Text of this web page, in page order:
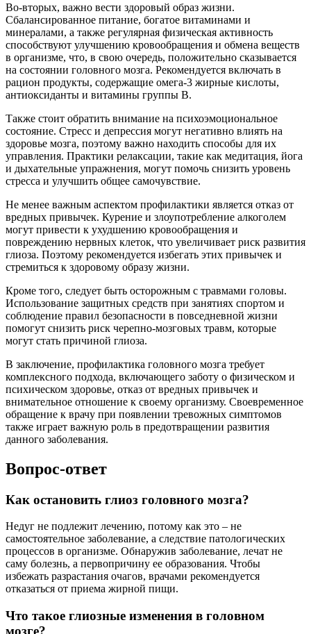
Во-вторых, важно вести здоровый образ жизни.
Сбалансированное питание, богатое витаминами и
минералами, а также регулярная физическая активность
способствуют улучшению кровообращения и обмена веществ
в организме, что, в свою очередь, положительно сказывается
на состоянии головного мозга. Рекомендуется включать в
рацион продукты, содержащие омега-3 жирные кислоты,
антиоксиданты и витамины группы B.
Также стоит обратить внимание на психоэмоциональное
состояние. Стресс и депрессия могут негативно влиять на
здоровье мозга, поэтому важно находить способы для их
управления. Практики релаксации, такие как медитация, йога
и дыхательные упражнения, могут помочь снизить уровень
стресса и улучшить общее самочувствие.
Не менее важным аспектом профилактики является отказ от
вредных привычек. Курение и злоупотребление алкоголем
могут привести к ухудшению кровообращения и
повреждению нервных клеток, что увеличивает риск развития
глиоза. Поэтому рекомендуется избегать этих привычек и
стремиться к здоровому образу жизни.
Кроме того, следует быть осторожным с травмами головы.
Использование защитных средств при занятиях спортом и
соблюдение правил безопасности в повседневной жизни
помогут снизить риск черепно-мозговых травм, которые
могут стать причиной глиоза.
В заключение, профилактика головного мозга требует
комплексного подхода, включающего заботу о физическом и
психическом здоровье, отказ от вредных привычек и
внимательное отношение к своему организму. Своевременное
обращение к врачу при появлении тревожных симптомов
также играет важную роль в предотвращении развития
данного заболевания.
Вопрос-ответ
Как остановить глиоз головного мозга?
Недуг не подлежит лечению, потому как это – не
самостоятельное заболевание, а следствие патологических
процессов в организме. Обнаружив заболевание, лечат не
саму болезнь, а первопричину ее образования. Чтобы
избежать разрастания очагов, врачами рекомендуется
отказаться от приема жирной пищи.
Что такое глиозные изменения в головном
мозге?